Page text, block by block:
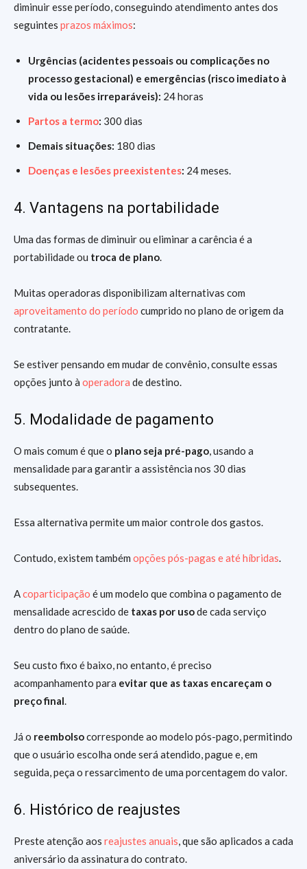
diminuir esse período, conseguindo atendimento antes dos
seguintes prazos máximos:
Urgências (acidentes pessoais ou complicações no
processo gestacional) e emergências (risco imediato à
vida ou lesões irreparáveis): 24 horas
Partos a termo: 300 dias
Demais situações: 180 dias
Doenças e lesões preexistentes: 24 meses.
4. Vantagens na portabilidade
Uma das formas de diminuir ou eliminar a carência é a
portabilidade ou troca de plano.
Muitas operadoras disponibilizam alternativas com
aproveitamento do período cumprido no plano de origem da
contratante.
Se estiver pensando em mudar de convênio, consulte essas
opções junto à operadora de destino.
5. Modalidade de pagamento
O mais comum é que o plano seja pré-pago, usando a
mensalidade para garantir a assistência nos 30 dias
subsequentes.
Essa alternativa permite um maior controle dos gastos.
Contudo, existem também opções pós-pagas e até híbridas.
Acoparticipação é um modelo que combina o pagamento de
mensalidade acrescido de taxas por usode cada serviço
dentro do plano de saúde.
Seu custo fixo é baixo, no entanto, é preciso
acompanhamento para evitar que as taxas encareçam o
preço final.
Já o reembolsocorresponde ao modelo pós-pago, permitindo
que o usuário escolha onde será atendido, pague e, em
seguida, peça o ressarcimento de uma porcentagem do valor.
6. Histórico de reajustes
Preste atenção aos reajustes anuais, que são aplicados a cada
aniversário da assinatura do contrato.